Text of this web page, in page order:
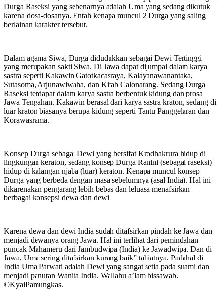
Durga Raseksi yang sebenarnya adalah Uma yang sedang dikutuk
karena dosa-dosanya. Entah kenapa muncul 2 Durga yang saling
berlainan karakter tersebut.
Dalam agama Siwa, Durga didudukkan sebagai Dewi Tertinggi
yang merupakan sakti Siwa. Di Jawa dapat dijumpai dalam karya
sastra seperti Kakawin Gatotkacasraya, Kalayanawanantaka,
Sutasoma, Arjunawiwaha, dan Kitab Calonarang. Sedang Durga
Raseksi terdapat dalam karya sastra berbentuk kidung dan prosa
Jawa Tengahan. Kakawin berasal dari karya sastra kraton, sedang di
luar kraton biasanya berupa kidung seperti Tantu Panggelaran dan
Korawasrama.
Konsep Durga sebagai Dewi yang bersifat Krodhakrura hidup di
lingkungan keraton, sedang konsep Durga Ranini (sebagai raseksi)
hidup di kalangan njaba (luar) keraton. Kenapa muncul konsep
Durga yang berbeda dengan masa sebelumnya (asal India). Hal ini
dikarenakan pengarang lebih bebas dan leluasa menafsirkan
berbagai konsepsi dewa dan dewi.
Karena dewa dan dewi India sudah ditafsirkan pindah ke Jawa dan
menjadi dewanya orang Jawa. Hal ini terlihat dari pemindahan
puncak Mahameru dari Jambudwipa (India) ke Jawadwipa. Dan di
Jawa, Uma sering ditafsirkan kurang baik” tabiatnya. Padahal di
India Uma Parwati adalah Dewi yang sangat setia pada suami dan
menjadi panutan Wanita India. Wallahu a’lam bissawab.
©️KyaiPamungkas.